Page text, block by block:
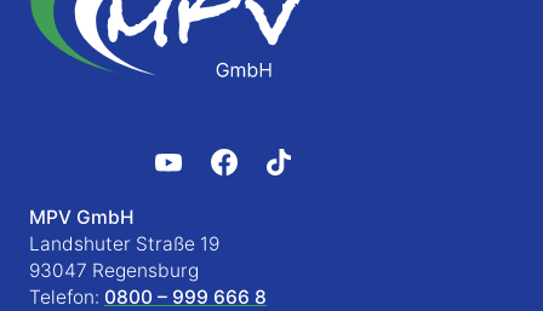
MPV GmbH
Landshuter Straße 19
93047 Regensburg
Telefon: 0800 – 999 666 8